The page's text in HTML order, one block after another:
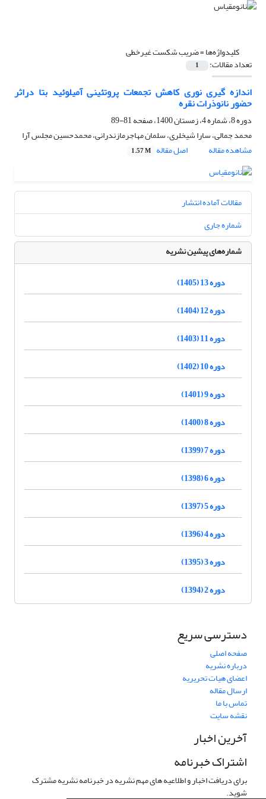
کلیدواژه‌ها =ضریب شکست غیرخطی
تعداد مقالات: 1
اندازه گیری نوری کاهش تجمعات پروتئینی آمیلوئید بتا دراثر
حضور نانوذرات نقره
دوره 8، شماره 4، زمستان 1400، صفحه
81-89
محمد جمالی، سارا شیخلری، سلمان مهاجرمازندرانی، محمدحسین مجلس آرا
مشاهده مقاله
اصل مقاله 1.57 M
مقالات آماده انتشار
شماره جاری
شماره‌های پیشین نشریه
دوره 13 (1405)
دوره 12 (1404)
دوره 11 (1403)
دوره 10 (1402)
دوره 9 (1401)
دوره 8 (1400)
دوره 7 (1399)
دوره 6 (1398)
دوره 5 (1397)
دوره 4 (1396)
دوره 3 (1395)
دوره 2 (1394)
دسترسی سریع
صفحه اصلی
درباره نشریه
اعضای هیات تحریریه
ارسال مقاله
تماس با ما
نقشه سایت
آخرین اخبار
اشتراک خبرنامه
برای دریافت اخبار و اطلاعیه های مهم نشریه در خبرنامه نشریه مشترک
شوید.